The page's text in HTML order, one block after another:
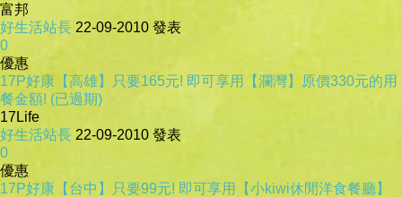
富邦
好生活站長 22-09-2010 發表
0
優惠
17P好康【高雄】只要165元! 即可享用【瀾灣】原價330元的用
餐金額! (已過期)
17Life
好生活站長 22-09-2010 發表
0
優惠
17P好康【台中】只要99元! 即可享用【小kiwi休閒洋食餐廳】